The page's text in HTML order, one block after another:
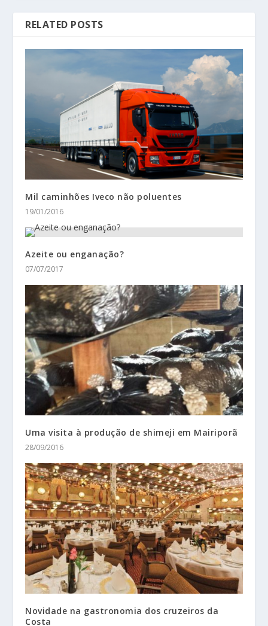
RELATED POSTS
Mil caminhões Iveco não poluentes
19/01/2016
Azeite ou enganação?
07/07/2017
Uma visita à produção de shimeji em Mairiporã
28/09/2016
Novidade na gastronomia dos cruzeiros da
Costa